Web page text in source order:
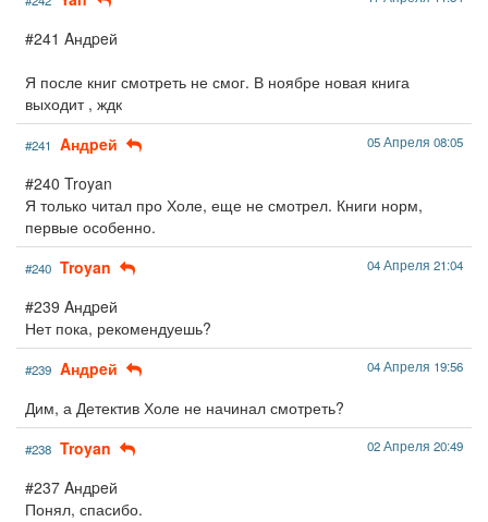
#241 Aндpeй
Я после книг смотреть не смог. В ноябре новая книга
выходит , ждк
#241 Aндpeй 05 Апреля 08:05
#240 Troyan
Я только читал про Холе, еще не смотрел. Книги норм,
первые особенно.
#240 Troyan 04 Апреля 21:04
#239 Aндpeй
Нет пока, рекомендуешь?
#239 Aндpeй 04 Апреля 19:56
Дим, а Детектив Холе не начинал смотреть?
#238 Troyan 02 Апреля 20:49
#237 Aндpeй
Понял, спасибо.